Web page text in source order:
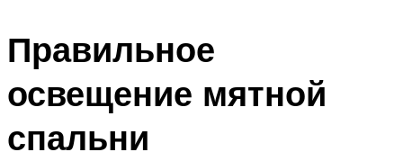
Правильное
освещение мятной
спальни